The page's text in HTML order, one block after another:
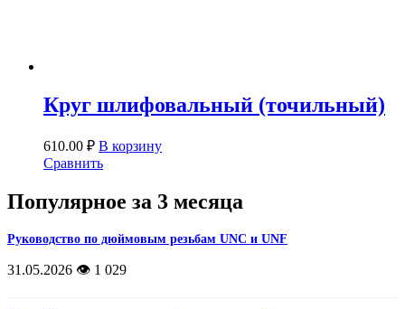
Круг шлифовальный (точильный)
610.00 ₽ В корзину
Сравнить
Популярное за 3 месяца
Руководство по дюймовым резьбам UNC и UNF
31.05.2026 👁️ 1 029